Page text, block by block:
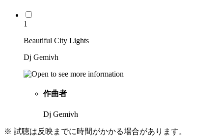
1
Beautiful City Lights
Dj Gemivh
作曲者
Dj Gemivh
※ 試聴は反映までに時間がかかる場合があります。